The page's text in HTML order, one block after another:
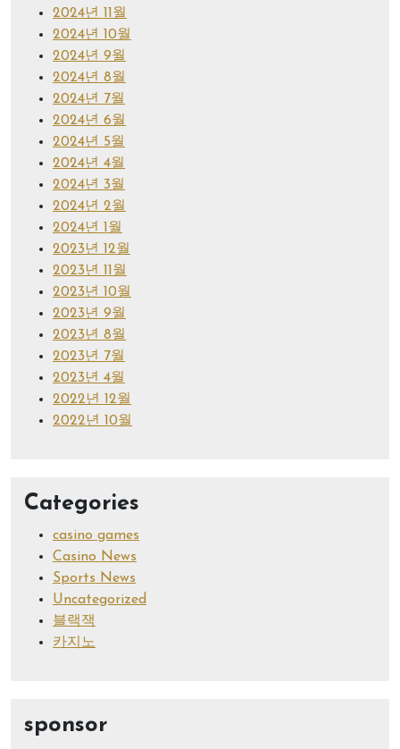
2024년 11월
2024년 10월
2024년 9월
2024년 8월
2024년 7월
2024년 6월
2024년 5월
2024년 4월
2024년 3월
2024년 2월
2024년 1월
2023년 12월
2023년 11월
2023년 10월
2023년 9월
2023년 8월
2023년 7월
2023년 4월
2022년 12월
2022년 10월
Categories
casino games
Casino News
Sports News
Uncategorized
블랙잭
카지노
sponsor